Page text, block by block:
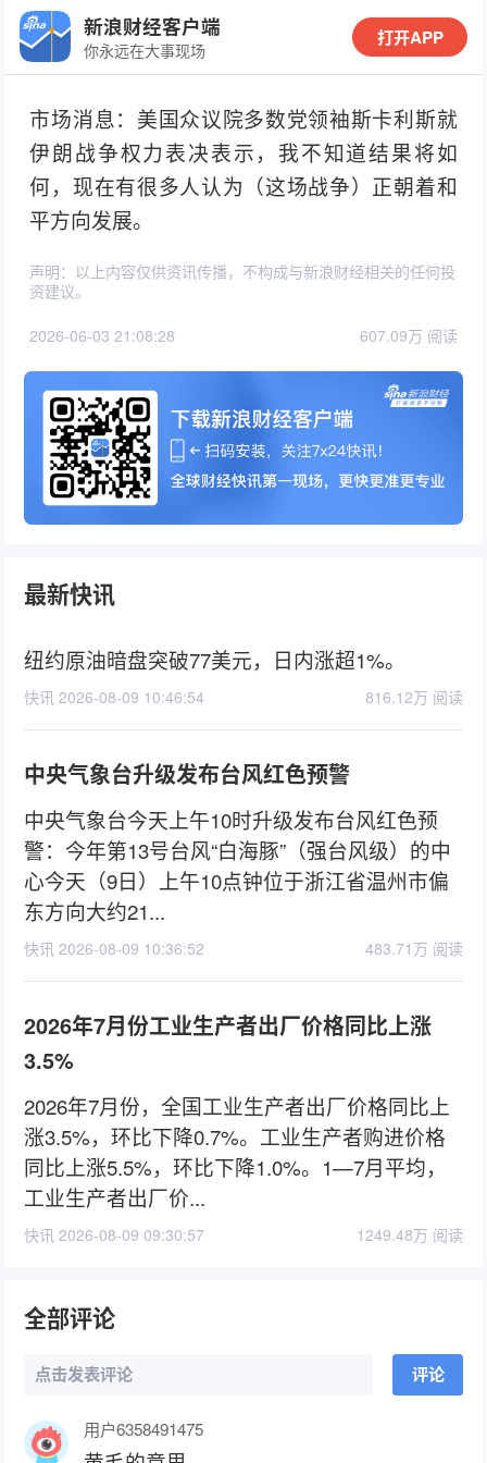
新浪财经客户端
你永远在大事现场
打开APP
市场消息：美国众议院多数党领袖斯卡利斯就
伊朗战争权力表决表示，我不知道结果将如
何，现在有很多人认为（这场战争）正朝着和
平方向发展。
声明：以上内容仅供资讯传播，不构成与新浪财经相关的任何投
资建议。
2026-06-03 21:08:28 607.09万 阅读
最新快讯
纽约原油暗盘突破77美元，日内涨超1%。
快讯 2026-08-09 10:46:54 816.12万 阅读
中央气象台升级发布台风红色预警
中央气象台今天上午10时升级发布台风红色预
警：今年第13号台风“白海豚”（强台风级）的中
心今天（9日）上午10点钟位于浙江省温州市偏
东方向大约21...
快讯 2026-08-09 10:36:52 483.71万 阅读
2026年7月份工业生产者出厂价格同比上涨
3.5%
2026年7月份，全国工业生产者出厂价格同比上
涨3.5%，环比下降0.7%。工业生产者购进价格
同比上涨5.5%，环比下降1.0%。1—7月平均，
工业生产者出厂价...
快讯 2026-08-09 09:30:57 1249.48万 阅读
全部评论
点击发表评论 评论
用户6358491475